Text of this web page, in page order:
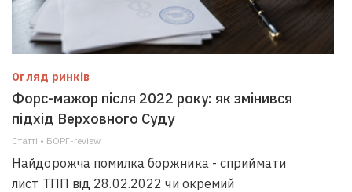
Огляд ринків
Форс-мажор після 2022 року: як змінився
підхід Верховного Суду
Статті • БОРГ-review
Найдорожча помилка боржника - сприймати
лист ТПП від 28.02.2022 чи окремий